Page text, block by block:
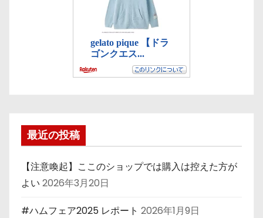
最近の投稿
【注意喚起】ここのショップでは購入は控えた方が
よい 2026年3月20日
#ハムフェア2025 レポート 2026年1月9日